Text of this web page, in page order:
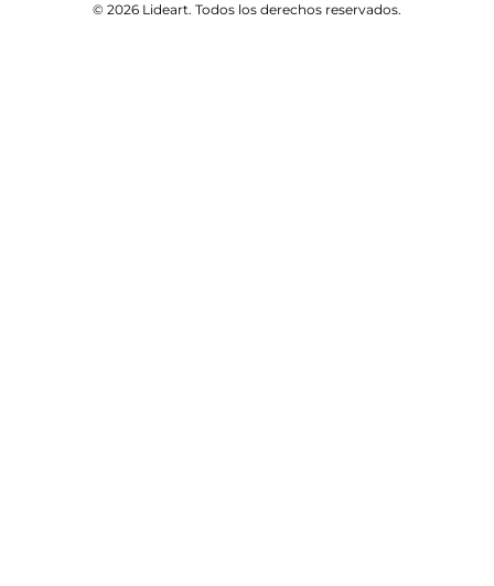
© 2026 Lideart. Todos los derechos reservados.